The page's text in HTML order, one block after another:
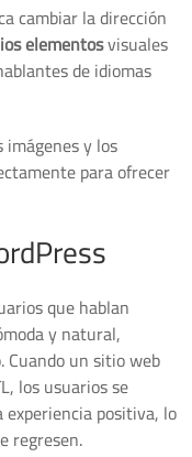
cambiar la dirección
elementosvisuales
de idiomas
imágenes y los
para ofrecer
que hablan
y natural,
Cuando un sitio web
los usuarios se
positiva, lo
regresen.